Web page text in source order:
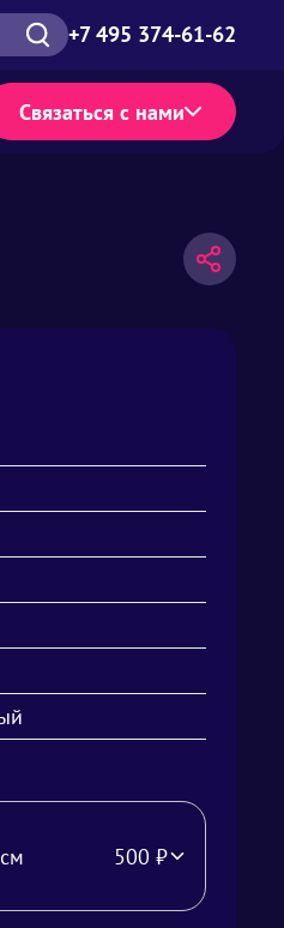
+7 495 374-61-62
Связаться с нами
500 ₽